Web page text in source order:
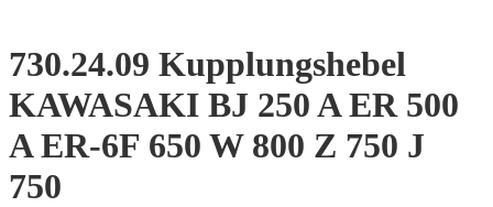
730.24.09 Kupplungshebel
KAWASAKI BJ 250 A ER 500
A ER-6F 650 W 800 Z 750 J
750